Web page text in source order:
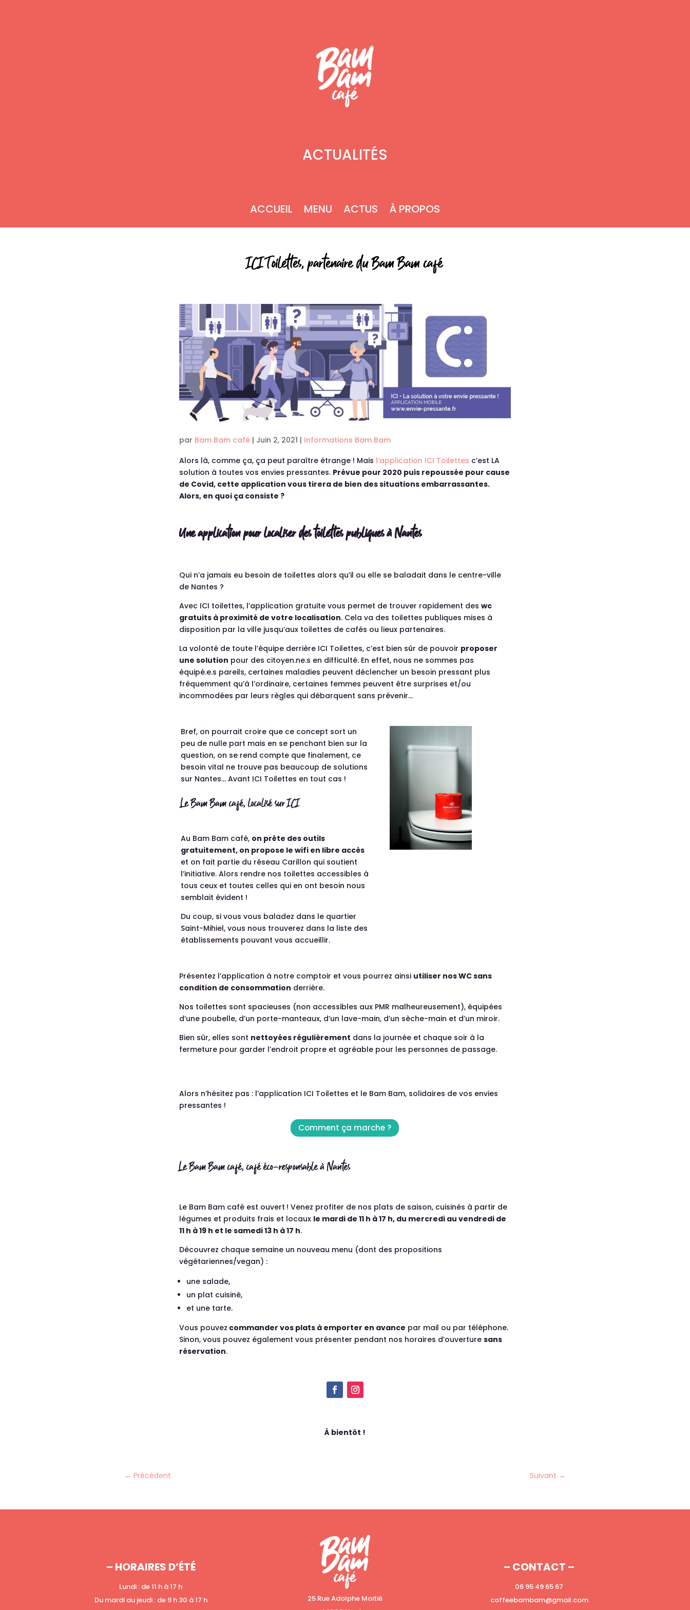
ACTUALITÉS
ACCUEIL MENU ACTUS À PROPOS
ICI Toilettes, partenaire du Bam Bam café
par Bam Bam café | Juin 2, 2021 | Informations Bam Bam
Alors là, comme ça, ça peut paraître étrange ! Mais l’application ICI Toilettes c’est LA
solution à toutes vos envies pressantes. Prévue pour 2020 puis repoussée pour cause
de Covid, cette application vous tirera de bien des situations embarrassantes.
Alors, en quoi ça consiste ?
Une application pour localiser des toilettes publiques à Nantes
Qui n’a jamais eu besoin de toilettes alors qu’il ou elle se baladait dans le centre-ville
de Nantes ?
Avec ICI toilettes, l’application gratuite vous permet de trouver rapidement deswc
gratuits à proximité de votre localisation. Cela va des toilettes publiques mises à
disposition par la ville jusqu’aux toilettes de cafés ou lieux partenaires.
La volonté de toute l’équipe derrière ICI Toilettes, c’est bien sûr de pouvoir proposer
une solution pour des citoyen.ne.s en difficulté. En effet, nous ne sommes pas
équipé.e.s pareils, certaines maladies peuvent déclencher un besoin pressant plus
fréquemment qu’à l’ordinaire, certaines femmes peuvent être surprises et/ou
incommodées par leurs règles qui débarquent sans prévenir…
Bref, on pourrait croire que ce concept sort un
peu de nulle part mais en se penchant bien sur la
question, on se rend compte que finalement, ce
besoin vital ne trouve pas beaucoup de solutions
sur Nantes… Avant ICI Toilettes en tout cas !
Le Bam Bam café, localisé sur ICI
Au Bam Bam café, on prête des outils
gratuitement, on propose le wifi en libre accès
et on fait partie du réseau Carillon qui soutient
l’initiative. Alors rendre nos toilettes accessibles à
tous ceux et toutes celles qui en ont besoin nous
semblait évident !
Du coup, si vous vous baladez dans le quartier
Saint-Mihiel, vous nous trouverez dans la liste des
établissements pouvant vous accueillir.
Présentez l’application à notre comptoir et vous pourrez ainsi utiliser nos WC sans
condition de consommation derrière.
Nos toilettes sont spacieuses (non accessibles aux PMR malheureusement), équipées
d’une poubelle, d’un porte-manteaux, d’un lave-main, d’un sèche-main et d’un miroir.
Bien sûr, elles sont nettoyées régulièrement dans la journée et chaque soir à la
fermeture pour garder l’endroit propre et agréable pour les personnes de passage.
Alors n’hésitez pas : l’application ICI Toilettes et le Bam Bam, solidaires de vos envies
pressantes !
Comment ça marche ?
Le Bam Bam café, café éco-responsable à Nantes
Le Bam Bam café est ouvert ! Venez profiter de nos plats de saison, cuisinés à partir de
légumes et produits frais et locaux le mardi de 11 h à 17 h, du mercredi au vendredi de
11 h à 19 h et le samedi 13 h à 17 h.
Découvrez chaque semaine un nouveau menu (dont des propositions
végétariennes/vegan) :
une salade,
un plat cuisiné,
et une tarte.
Vous pouvez commander vos plats à emporter en avance par mail ou par téléphone.
Sinon, vous pouvez également vous présenter pendant nos horaires d’ouverturesans
réservation.
À bientôt !
← Précédent Suivant →
– HORAIRES D’ÉTÉ
Lundi : de 11 h à 17 h
Du mardi au jeudi : de 9 h 30 à 17 h
25 Rue Adolphe Moitié
– CONTACT –
06 95 49 65 67
coffeebambam@gmail.com